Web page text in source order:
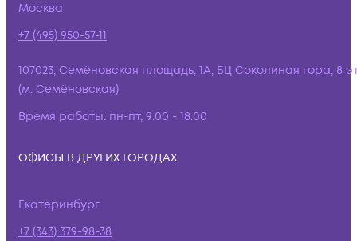
Москва
+7 (495) 950-57-11
107023, Семёновская площадь, 1А, БЦ Соколиная гора, 8
(м. Семёновская)
Время работы: пн-пт, 9:00 - 18:00
ОФИСЫ В ДРУГИХ ГОРОДАХ
Екатеринбург
+7 (343) 379-98-38